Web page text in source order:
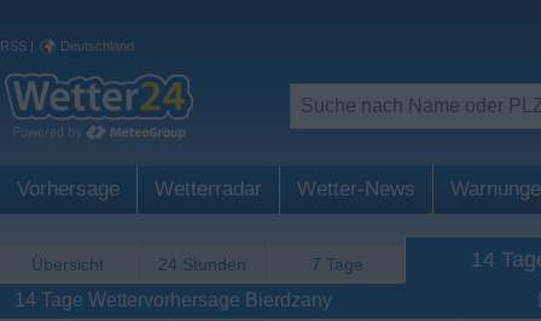
RSS | Deutschland
Vorhersage Wetterradar Wetter-News
Übersicht 24 Stunden 7 Tage 14
14 Tage Wettervorhersage Bierdzany